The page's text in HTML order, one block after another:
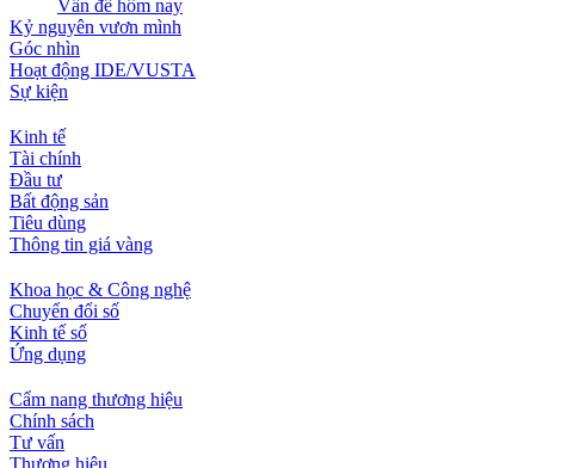
Vấn đề hôm nay
Kỷ nguyên vươn mình
Góc nhìn
Hoạt động IDE/VUSTA
Sự kiện
Kinh tế
Tài chính
Đầu tư
Bất động sản
Tiêu dùng
Thông tin giá vàng
Khoa học & Công nghệ
Chuyển đổi số
Kinh tế số
Ứng dụng
Cẩm nang thương hiệu
Chính sách
Tư vấn
Thương hiệu